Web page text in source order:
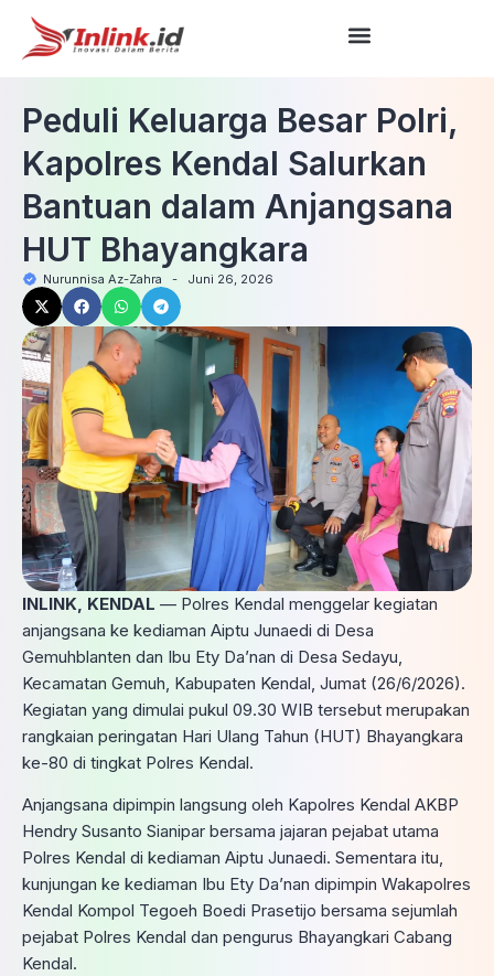
Peduli Keluarga Besar Polri,
Kapolres Kendal Salurkan
Bantuan dalam Anjangsana
HUT Bhayangkara
Nurunnisa Az-Zahra - Juni 26, 2026
INLINK, KENDAL — Polres Kendal menggelar kegiatan
anjangsana ke kediaman Aiptu Junaedi di Desa
Gemuhblanten dan Ibu Ety Da’nan di Desa Sedayu,
Kecamatan Gemuh, Kabupaten Kendal, Jumat (26/6/2026).
Kegiatan yang dimulai pukul 09.30 WIB tersebut merupakan
rangkaian peringatan Hari Ulang Tahun (HUT) Bhayangkara
ke-80 di tingkat Polres Kendal.
Anjangsana dipimpin langsung oleh Kapolres Kendal AKBP
Hendry Susanto Sianipar bersama jajaran pejabat utama
Polres Kendal di kediaman Aiptu Junaedi. Sementara itu,
kunjungan ke kediaman Ibu Ety Da’nan dipimpin Wakapolres
Kendal Kompol Tegoeh Boedi Prasetijo bersama sejumlah
pejabat Polres Kendal dan pengurus Bhayangkari Cabang
Kendal.